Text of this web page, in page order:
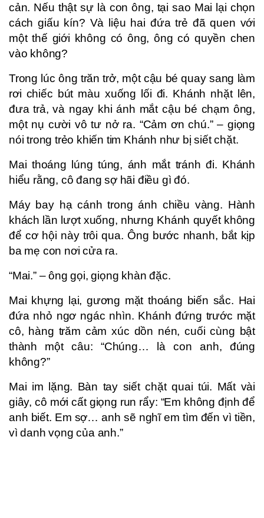
cản. Nếu thật sự là con ông, tại sao Mai lại chọn
cách giấu kín? Và liệu hai đứa trẻ đã quen với
một thế giới không có ông, ông có quyền chen
vào không?
Trong lúc ông trăn trở, một cậu bé quay sang làm
rơi chiếc bút màu xuống lối đi. Khánh nhặt lên,
đưa trả, và ngay khi ánh mắt cậu bé chạm ông,
một nụ cười vô tư nở ra. “Cảm ơn chú.” – giọng
nói trong trẻo khiến tim Khánh như bị siết chặt.
Mai thoáng lúng túng, ánh mắt tránh đi. Khánh
hiểu rằng, cô đang sợ hãi điều gì đó.
Máy bay hạ cánh trong ánh chiều vàng. Hành
khách lần lượt xuống, nhưng Khánh quyết không
để cơ hội này trôi qua. Ông bước nhanh, bắt kịp
ba mẹ con nơi cửa ra.
“Mai.” – ông gọi, giọng khàn đặc.
Mai khựng lại, gương mặt thoáng biến sắc. Hai
đứa nhỏ ngơ ngác nhìn. Khánh đứng trước mặt
cô, hàng trăm cảm xúc dồn nén, cuối cùng bật
thành một câu: “Chúng… là con anh, đúng
không?”
Mai im lặng. Bàn tay siết chặt quai túi. Mất vài
giây, cô mới cất giọng run rẩy: “Em không định để
anh biết. Em sợ… anh sẽ nghĩ em tìm đến vì tiền,
vì danh vọng của anh.”